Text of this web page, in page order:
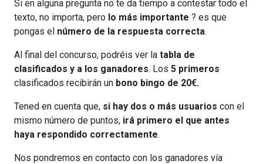
Si en alguna pregunta no te da tiempo a contestar todo el
texto, no importa, pero lo más importante ? es que
pongas el número de la respuesta correcta.
Al final del concurso, podréis ver la tabla de
clasificados y a los ganadores. Los 5 primeros
clasificados recibirán un bono bingo de 20€.
Tened en cuenta que, si hay dos o más usuarios con el
mismo número de puntos, irá primero el que antes
haya respondido correctamente.
Nos pondremos en contacto con los ganadores vía